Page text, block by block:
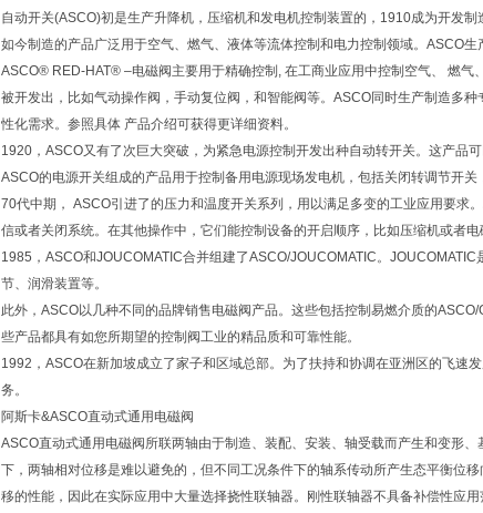
自动开关(ASCO)初是生产升降机，压缩机和发电机控制装置的，1910成为开发
如今制造的产品广泛用于空气、燃气、液体等流体控制和电力控制领域。ASCO
ASCO® RED-HAT® –电磁阀主要用于精确控制, 在工商业应用中控制空气、 燃
被开发出，比如气动操作阀，手动复位阀，和智能阀等。ASCO同时生产制造多
性化需求。参照具体 产品介绍可获得更详细资料。
1920，ASCO又有了次巨大突破，为紧急电源控制开发出种自动转开关。这产品
ASCO的电源开关组成的产品用于控制备用电源现场发电机，包括关闭转调节开
70代中期， ASCO引进了的压力和温度开关系列，用以满足多变的工业应用要求
信或者关闭系统。在其他操作中，它们能控制设备的开启顺序，比如压缩机或者电
1985，ASCO和JOUCOMATIC合并组建了ASCO/JOUCOMATIC。
节、润滑装置等。
此外，ASCO以几种不同的品牌销售电磁阀产品。这些包括控制易燃介质的
些产品都具有如您所期望的控制阀工业的精品质和可靠性能。
1992，ASCO在新加坡成立了家子和区域总部。为了扶持和协调在亚洲区的飞速
务。
阿斯卡&ASCO直动式通用电磁阀
ASCO直动式通用电磁阀所联两轴由于制造、装配、安装、轴受载而产生和变形
下，两轴相对位移是难以避免的，但不同工况条件下的轴系传动所产生态平衡位
移的性能，因此在实际应用中大量选择挠性联轴器。刚性联轴器不具备补偿性应